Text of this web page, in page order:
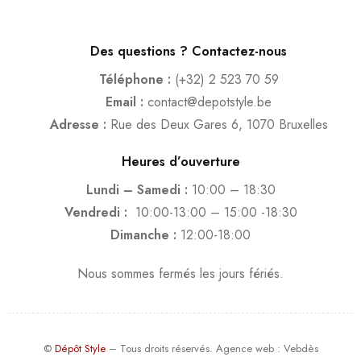
Des questions ? Contactez-nous
Téléphone : (+32) 2 523 70 59
Email : contact@depotstyle.be
Adresse : Rue des Deux Gares 6, 1070 Bruxelles
Heures d’ouverture
Lundi – Samedi : 10:00 – 18:30
Vendredi : 10:00-13:00 – 15:00 -18:30
Dimanche : 12:00-18:00
Nous sommes fermés les jours fériés.
© Dépôt Style– Tous droits réservés. Agence web: Vebdès